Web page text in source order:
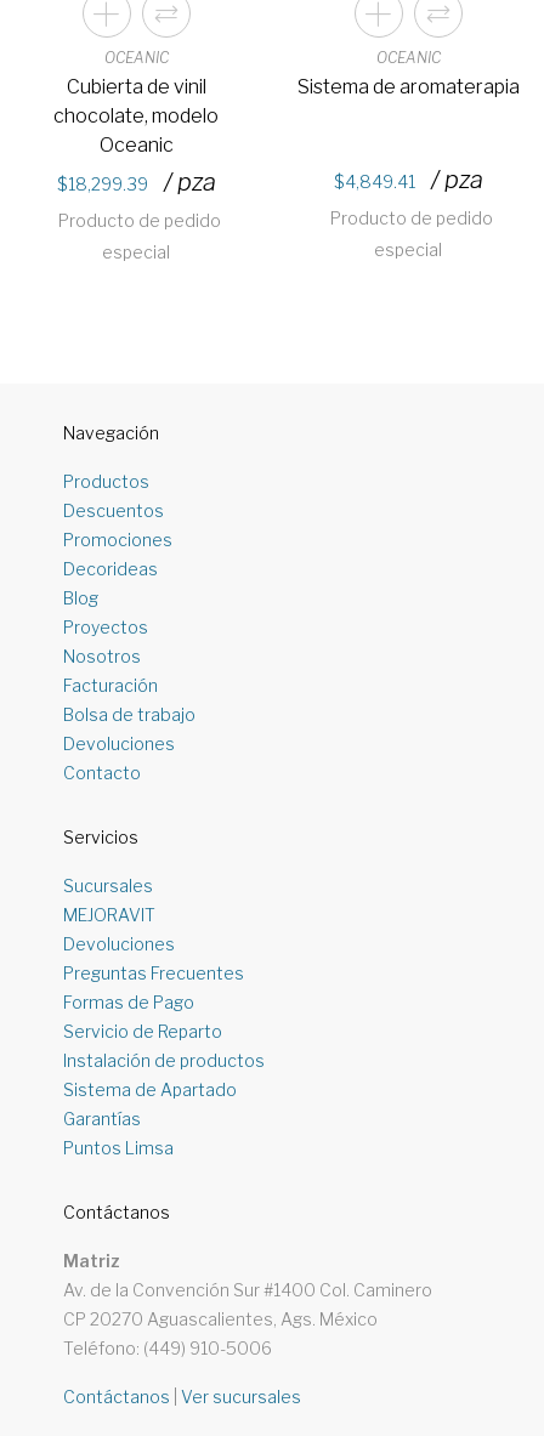
OCEANIC
Cubierta de vinil
chocolate, modelo
Oceanic
18,299.39 / pza
Producto de pedido
especial
OCEANIC
Sistema de aromaterapia
4,849.41 / pza
Producto de pedido
especial
Navegación
Productos
Descuentos
Promociones
Decorideas
Blog
Proyectos
Nosotros
Facturación
Bolsa de trabajo
Devoluciones
Contacto
Servicios
Sucursales
MEJORAVIT
Devoluciones
Preguntas Frecuentes
Formas de Pago
Servicio de Reparto
Instalación de productos
Sistema de Apartado
Garantías
Puntos Limsa
Contáctanos
Matriz
Av. de la Convención Sur #1400 Col. Caminero
CP 20270 Aguascalientes, Ags. México
Teléfono: (449) 910-5006
Contáctanos |Ver sucursales